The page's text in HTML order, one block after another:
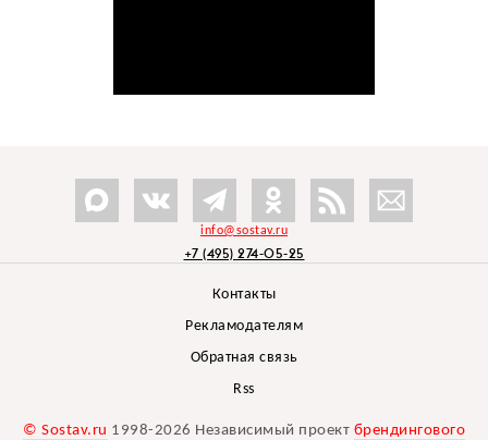
info@sostav.ru
+7 (495) 274-05-25
Контакты
Рекламодателям
Обратная связь
Rss
© Sostav.ru 1998-2026 Независимый проект брендингового